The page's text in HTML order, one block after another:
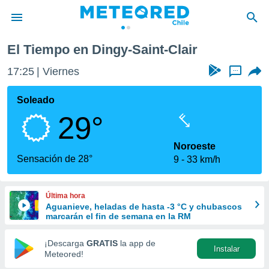
de
por
que se
calidad.
a este
las
y
forma
digital
basada
El Tiempo en Dingy-Saint-Clair
17:25 Viernes ...
Soleado
29°
Sensación de 28°
Noroeste
9
33 km/h
Última hora
Aguanieve, heladas de hasta -3 °C y chubascos
marcarán el fin de semana en la RM
¡Descarga GRATIS la app de
Meteored!
Instalar